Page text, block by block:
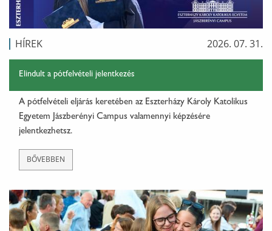
HÍREK 2026. 07. 31.
Elindult a pótfelvételi jelentkezés
A pótfelvételi eljárás keretében az Eszterházy Károly Katolikus
Egyetem Jászberényi Campus valamennyi képzésére
jelentkezhetsz.
BŐVEBBEN